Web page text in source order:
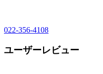
022-356-4108
ユーザーレビュー